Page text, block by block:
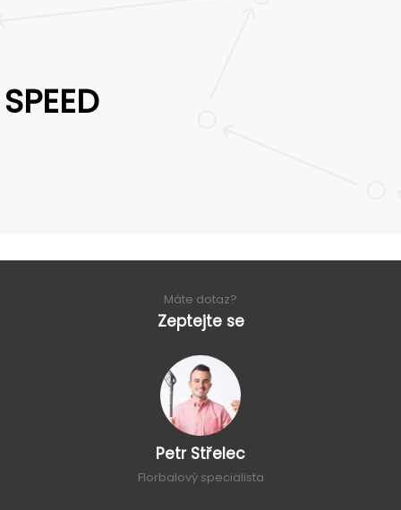
SPEED
Máte dotaz?
Zeptejte se
Petr Střelec
Florbalový specialista